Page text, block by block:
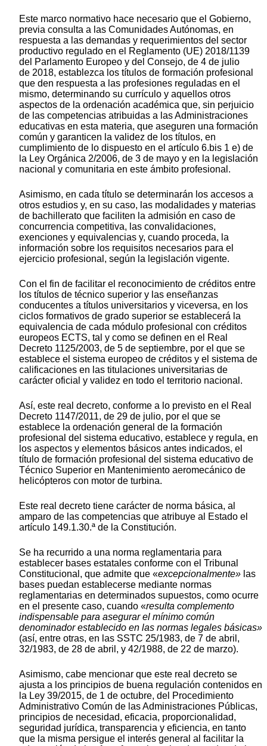
Este marco normativo hace necesario que el Gobierno,
previa consulta a las Comunidades Autónomas, en
respuesta a las demandas y requerimientos del sector
productivo regulado en el Reglamento (UE) 2018/1139
del Parlamento Europeo y del Consejo, de 4 de julio
de 2018, establezca los títulos de formación profesional
que den respuesta a las profesiones reguladas en el
mismo, determinando su currículo y aquellos otros
aspectos de la ordenación académica que, sin perjuicio
de las competencias atribuidas a las Administraciones
educativas en esta materia, que aseguren una formación
común y garanticen la validez de los títulos, en
cumplimiento de lo dispuesto en el artículo 6.bis 1 e) de
la Ley Orgánica 2/2006, de 3 de mayo y en la legislación
nacional y comunitaria en este ámbito profesional.
Asimismo, en cada título se determinarán los accesos a
otros estudios y, en su caso, las modalidades y materias
de bachillerato que faciliten la admisión en caso de
concurrencia competitiva, las convalidaciones,
exenciones y equivalencias y, cuando proceda, la
información sobre los requisitos necesarios para el
ejercicio profesional, según la legislación vigente.
Con el fin de facilitar el reconocimiento de créditos entre
los títulos de técnico superior y las enseñanzas
conducentes a títulos universitarios y viceversa, en los
ciclos formativos de grado superior se establecerá la
equivalencia de cada módulo profesional con créditos
europeos ECTS, tal y como se definen en el Real
Decreto 1125/2003, de 5 de septiembre, por el que se
establece el sistema europeo de créditos y el sistema de
calificaciones en las titulaciones universitarias de
carácter oficial y validez en todo el territorio nacional.
Así, este real decreto, conforme a lo previsto en el Real
Decreto 1147/2011, de 29 de julio, por el que se
establece la ordenación general de la formación
profesional del sistema educativo, establece y regula, en
los aspectos y elementos básicos antes indicados, el
título de formación profesional del sistema educativo de
Técnico Superior en Mantenimiento aeromecánico de
helicópteros con motor de turbina.
Este real decreto tiene carácter de norma básica, al
amparo de las competencias que atribuye al Estado el
artículo 149.1.30.ª de la Constitución.
Se ha recurrido a una norma reglamentaria para
establecer bases estatales conforme con el Tribunal
Constitucional, que admite que «excepcionalmente» las
bases puedan establecerse mediante normas
reglamentarias en determinados supuestos, como ocurre
en el presente caso, cuando «resulta complemento
indispensable para asegurar el mínimo común
denominador establecido en las normas legales básicas»
(así, entre otras, en las SSTC 25/1983, de 7 de abril,
32/1983, de 28 de abril, y 42/1988, de 22 de marzo).
Asimismo, cabe mencionar que este real decreto se
ajusta a los principios de buena regulación contenidos en
la Ley 39/2015, de 1 de octubre, del Procedimiento
Administrativo Común de las Administraciones Públicas,
principios de necesidad, eficacia, proporcionalidad,
seguridad jurídica, transparencia y eficiencia, en tanto
que la misma persigue el interés general al facilitar la